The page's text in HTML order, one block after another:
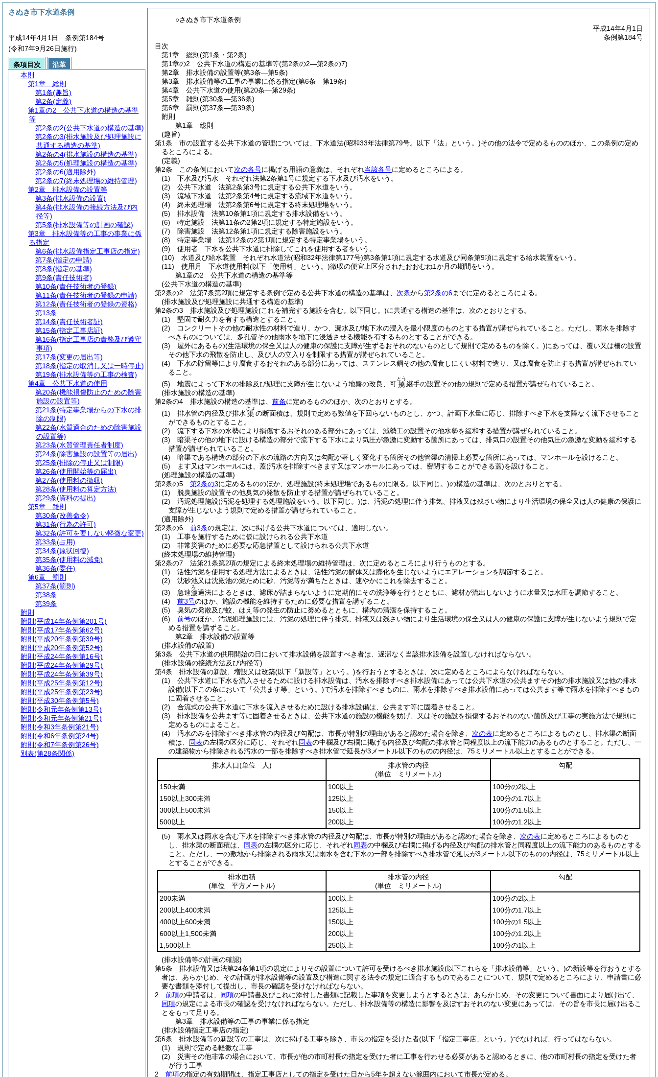
○さぬき市下水道条例
平成14年4月1日
条例第184号
目次
第1章
総則 (第1条・第2条)
第1章の2
公共下水道の構造の基準等(第2条の2―第2条の7)
第2章
排水設備の設置等(第3条―第5条)
第3章
排水設備等の工事の事業に係る指定(第6条―第19条)
第4章
公共下水道の使用(第20条―第29条)
第5章
雑則 (第30条―第36条)
第6章
罰則 (第37条―第39条)
附則
第1章
総則
(趣旨)
第1条
市の設置する公共下水道の管理については、下水道法(昭和33年法律第79号。以下「法」という。)その他の法令で定めるもののほか、この条例の定め
るところによる。
(定義)
第2条
この条例において次の各号に掲げる用語の意義は、それぞれ当該各号に定めるところによる。
(1)
下水及び汚水 それぞれ法第2条第1号に規定する下水及び汚水をいう。
(2)
公共下水道 法第2条第3号に規定する公共下水道をいう。
(3)
流域下水道 法第2条第4号に規定する流域下水道をいう。
(4)
終末処理場 法第2条第6号に規定する終末処理場をいう。
(5)
排水設備 法第10条第1項に規定する排水設備をいう。
(6)
特定施設 法第11条の2第2項に規定する特定施設をいう。
(7)
除害施設 法第12条第1項に規定する除害施設をいう。
(8)
特定事業場 法第12条の2第1項に規定する特定事業場をいう。
(9)
使用者 下水を公共下水道に排除してこれを使用する者をいう。
(10)
水道及び給水装置 それぞれ水道法(昭和32年法律第177号)第3条第1項に規定する水道及び同条第9項に規定する給水装置をいう。
(11)
使用月 下水道使用料(以下「使用料」という。)徴収の便宜上区分されたおおむね1か月の期間をいう。
第1章の2
公共下水道の構造の基準等
(公共下水道の構造の基準)
第2条の2
法第7条第2項に規定する条例で定める公共下水道の構造の基準は、 次条から第2条の6までに定めるところによる。
(排水施設及び処理施設に共通する構造の基準)
第2条の3
排水施設及び処理施設(これを補完する施設を含む。以下同じ。)に共通する構造の基準は、次のとおりとする。
(1)
堅固で耐久力を有する構造とすること。
(2)
コンクリートその他の耐水性の材料で造り、かつ、漏水及び地下水の浸入を最小限度のものとする措置が講ぜられていること。 ただし、雨水を排除す
べきものについては、多孔管その他雨水を地下に浸透させる機能を有するものとすることができる。
(3)
屋外にあるもの(生活環境の保全又は人の健康の保護に支障が生ずるおそれのないものとして規則で定めるものを除く。)にあっては、覆い又は柵の設置
その他下水の飛散を防止し、及び人の立入りを制限する措置が講ぜられていること。
(4)
下水の貯留等により腐食するおそれのある部分にあっては、ステンレス鋼その他の腐食しにくい材料で造り、又は腐食を防止する措置が講ぜられてい
ること。
(5)
地震によって下水の排除及び処理に支障が生じないよう地盤の改良、可撓
とう
継手の設置その他の規則で定める措置が講ぜられていること。
(排水施設の構造の基準)
第2条の4
排水施設の構造の基準は、 前条に定めるもののほか、次のとおりとする。
(1)
排水管の内径及び排水 渠
きょ
の断面積は、規則で定める数値を下回らないものとし、かつ、計画下水量に応じ、排除すべき下水を支障なく流下させること
ができるものとすること。
(2)
流下する下水の水勢により損傷するおそれのある部分にあっては、減勢工の設置その他水勢を緩和する措置が講ぜられていること。
(3)
暗渠その他の地下に設ける構造の部分で流下する下水により気圧が急激に変動する箇所にあっては、排気口の設置その他気圧の急激な変動を緩和する
措置が講ぜられていること。
(4)
暗渠である構造の部分の下水の流路の方向又は勾配が著しく変化する箇所その他管渠の清掃上必要な箇所にあっては、マンホールを設けること。
(5)
ます又はマンホールには、蓋(汚水を排除すべきます又はマンホールにあっては、密閉することができる蓋)を設けること。
(処理施設の構造の基準)
第2条の5
第2条の3に定めるもののほか、処理施設(終末処理場であるものに限る。以下同じ。)の構造の基準は、次のとおりとする。
(1)
脱臭施設の設置その他臭気の発散を防止する措置が講ぜられていること。
(2)
汚泥処理施設(汚泥を処理する処理施設をいう。以下同じ。)は、汚泥の処理に伴う排気、排液又は残さい物により生活環境の保全又は人の健康の保護に
支障が生じないよう規則で定める措置が講ぜられていること。
(適用除外)
第2条の6
前3条の規定は、次に掲げる公共下水道については、適用しない。
(1)
工事を施行するために仮に設けられる公共下水道
(2)
非常災害のために必要な応急措置として設けられる公共下水道
(終末処理場の維持管理)
第2条の7
法第21条第2項の規定による終末処理場の維持管理は、次に定めるところにより行うものとする。
(1)
活性汚泥を使用する処理方法によるときは、活性汚泥の解体又は膨化を生じないようにエアレーションを調節すること。
(2)
沈砂池又は沈殿池の泥ために砂、汚泥等が満ちたときは、速やかにこれを除去すること。
(3)
急速濾
ろ
過法によるときは、濾床が詰まらないように定期的にその洗浄等を行うとともに、濾材が流出しないように水量又は水圧を調節すること。
(4)
前3号のほか、施設の機能を維持するために必要な措置を講ずること。
(5)
臭気の発散及び蚊、はえ等の発生の防止に努めるとともに、構内の清潔を保持すること。
(6)
前号のほか、汚泥処理施設には、汚泥の処理に伴う排気、排液又は残さい物により生活環境の保全又は人の健康の保護に支障が生じないよう規則で定
める措置を講ずること。
第2章
排水設備の設置等
(排水設備の設置)
第3条
公共下水道の供用開始の日において排水設備を設置すべき者は、遅滞なく当該排水設備を設置しなければならない。
(排水設備の接続方法及び内径等)
第4条
排水設備の新設、増設又は改築(以下「新設等」という。)を行おうとするときは、次に定めるところによらなければならない。
(1)
公共下水道に下水を流入させるために設ける排水設備は、汚水を排除すべき排水設備にあっては公共下水道の公共ますその他の排水施設又は他の排水
設備(以下この条において「公共ます等」という。)で汚水を排除すべきものに、雨水を排除すべき排水設備にあっては公共ます等で雨水を排除すべきもの
に固着させること。
(2)
合流式の公共下水道に下水を流入させるために設ける排水設備は、公共ます等に固着させること。
(3)
排水設備を公共ます等に固着させるときは、公共下水道の施設の機能を妨げ、又はその施設を損傷するおそれのない箇所及び工事の実施方法で規則に
定めるものによること。
(4)
汚水のみを排除すべき排水管の内径及び勾配は、市長が特別の理由があると認めた場合を除き、 次の表に定めるところによるものとし、排水渠の断面
積は、 同表の左欄の区分に応じ、それぞれ同表の中欄及び右欄に掲げる内径及び勾配の排水管と同程度以上の流下能力のあるものとすること。 ただし、一
の建築物から排除される汚水の一部を排除すべき排水管で延長が3メートル以下のものの内径は、75ミリメートル以上とすることができる。
排水人口(単位 人)
排水管の内径
(単位 ミリメートル)
勾配
150未満 100以上
100分の2以上
150以上300未満
125以上
100分の1.7以上
300以上500未満
150以上
100分の1.5以上
500以上
200以上
100分の1.2以上
(5)
雨水又は雨水を含む下水を排除すべき排水管の内径及び勾配は、市長が特別の理由があると認めた場合を除き、 次の表に定めるところによるものと
し、排水渠の断面積は、 同表の左欄の区分に応じ、それぞれ同表の中欄及び右欄に掲げる内径及び勾配の排水管と同程度以上の流下能力のあるものとする
こと。 ただし、一の敷地から排除される雨水又は雨水を含む下水の一部を排除すべき排水管で延長が3メートル以下のものの内径は、75ミリメートル以上
とすることができる。
排水面積
(単位 平方メートル)
排水管の内径
(単位 ミリメートル)
勾配
200未満 100以上
100分の2以上
200以上400未満
125以上
100分の1.7以上
400以上600未満
150以上
100分の1.5以上
600以上1,500未満
200以上
100分の1.2以上
1,500以上
250以上
100分の1以上
(排水設備等の計画の確認)
第5条
排水設備又は法第24条第1項の規定によりその設置について許可を受けるべき排水施設(以下これらを「排水設備等」という。)の新設等を行おうとする
者は、あらかじめ、その計画が排水設備等の設置及び構造に関する法令の規定に適合するものであることについて、規則で定めるところにより、申請書に必
要な書類を添付して提出し、市長の確認を受けなければならない。
2
前項の申請者は、 同項の申請書及びこれに添付した書類に記載した事項を変更しようとするときは、あらかじめ、その変更について書面により届け出て、
同項の規定による市長の確認を受けなければならない。 ただし、排水設備等の構造に影響を及ぼすおそれのない変更にあっては、その旨を市長に届け出るこ
とをもって足りる。
第3章
排水設備等の工事の事業に係る指定
(排水設備指定工事店の指定)
第6条
排水設備等の新設等の工事は、次に掲げる工事を除き、市長の指定を受けた者(以下「指定工事店」という。)でなければ、行ってはならない。
(1)
規則で定める軽微な工事
(2)
災害その他非常の場合において、市長が他の市町村長の指定を受けた者に工事を行わせる必要があると認めるときに、他の市町村長の指定を受けた者
が行う工事
2
前項の指定の有効期間は、指定工事店としての指定を受けた日から5年を超えない範囲内において市長が定める。
さぬき市下水道条例
平成14年4月1日 条例第184号
(令和7年9月26日施行)
条項目次
沿革
本則
第1章
総則
第1条(趣旨)
第2条(定義)
第1章の2
公共下水道の構造の基準
等
第2条の2(公共下水道の構造の基準)
第2条の3(排水施設及び処理施設に
共通する構造の基準)
第2条の4(排水施設の構造の基準)
第2条の5(処理施設の構造の基準)
第2条の6(適用除外)
第2条の7(終末処理場の維持管理)
第2章
排水設備の設置等
第3条(排水設備の設置)
第4条(排水設備の接続方法及び内
径等)
第5条(排水設備等の計画の確認)
第3章
排水設備等の工事の事業に係
る指定
第6条(排水設備指定工事店の指定)
第7条(指定の申請)
第8条(指定の基準)
第9条(責任技術者)
第10条(責任技術者の登録)
第11条(責任技術者の登録の申請)
第12条(責任技術者の登録の資格)
第13条
第14条(責任技術者証)
第15条(指定工事店証)
第16条(指定工事店の責務及び遵守
事項)
第17条(変更の届出等)
第18条(指定の取消し又は一時停止)
第19条(排水設備等の工事の検査)
第4章
公共下水道の使用
第20条(機能損傷防止のための除害
施設の設置等)
第21条(特定事業場からの下水の排
除の制限)
第22条(水質適合のための除害施設
の設置等)
第23条(水質管理責任者制度)
第24条(除害施設の設置等の届出)
第25条(排除の停止又は制限)
第26条(使用開始等の届出)
第27条(使用料の徴収)
第28条(使用料の算定方法)
第29条(資料の提出)
第5章
雑則
第30条(改善命令)
第31条(行為の許可)
第32条(許可を要しない軽微な変更)
第33条(占用)
第34条(原状回復)
第35条(使用料の減免)
第36条(委任)
第6章
罰則
第37条(罰則)
第38条
第39条
附則
附則 (平成14年条例第201号)
附則 (平成17年条例第62号)
附則 (平成20年条例第39号)
附則 (平成20年条例第52号)
附則 (平成24年条例第16号)
附則 (平成24年条例第29号)
附則 (平成24年条例第39号)
附則 (平成25年条例第12号)
附則 (平成25年条例第23号)
附則 (平成30年条例第5号)
附則 (令和元年条例第13号)
附則 (令和元年条例第21号)
附則 (令和3年条例第21号)
附則 (令和6年条例第24号)
附則 (令和7年条例第26号)
別表(第28条関係)